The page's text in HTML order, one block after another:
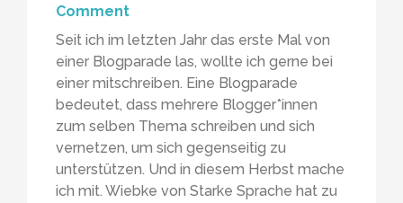
Comment
Seit ich im letzten Jahr das erste Mal von
einer Blogparade las, wollte ich gerne bei
einer mitschreiben. Eine Blogparade
bedeutet, dass mehrere Blogger*innen
zum selben Thema schreiben und sich
vernetzen, um sich gegenseitig zu
unterstützen. Und in diesem Herbst mache
ich mit. Wiebke von Starke Sprache hat zu